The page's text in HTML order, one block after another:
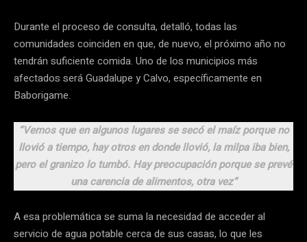
Durante el proceso de consulta, detalló, todas las
comunidades coinciden en que, de nuevo, el próximo año no
tendrán suficiente comida. Uno de los municipios más
afectados será Guadalupe y Calvo, específicamente en
Baborigame.
“Vemos que en algunos lugares se secó el maíz porque no
llovió a tiempo, hay otros en donde llovió, la milpa iba bien,
pero el granizo lo tumbó. Hay preocupación porque se prevé
una carencia de alimentos, otra vez”
A esa problemática se suma la necesidad de acceder al
servicio de agua potable cerca de sus casas, lo que les